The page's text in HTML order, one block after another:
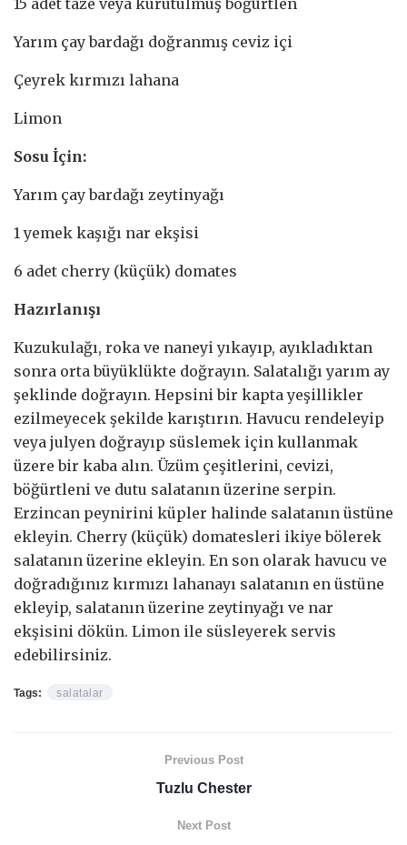
15 adet taze veya kurutulmuş böğürtlen
Yarım çay bardağı doğranmış ceviz içi
Çeyrek kırmızı lahana
Limon
Sosu İçin:
Yarım çay bardağı zeytinyağı
1 yemek kaşığı nar ekşisi
6 adet cherry (küçük) domates
Hazırlanışı
Kuzukulağı, roka ve naneyi yıkayıp, ayıkladıktan
sonra orta büyüklükte doğrayın. Salatalığı yarım ay
şeklinde doğrayın. Hepsini bir kapta yeşillikler
ezilmeyecek şekilde karıştırın. Havucu rendeleyip
veya julyen doğrayıp süslemek için kullanmak
üzere bir kaba alın. Üzüm çeşitlerini, cevizi,
böğürtleni ve dutu salatanın üzerine serpin.
Erzincan peynirini küpler halinde salatanın üstüne
ekleyin. Cherry (küçük) domatesleri ikiye bölerek
salatanın üzerine ekleyin. En son olarak havucu ve
doğradığınız kırmızı lahanayı salatanın en üstüne
ekleyip, salatanın üzerine zeytinyağı ve nar
ekşisini dökün. Limon ile süsleyerek servis
edebilirsiniz.
Tags: salatalar
Previous Post
Tuzlu Chester
Next Post